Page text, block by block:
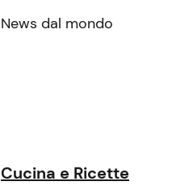
News dal mondo
Cucina e Ricette